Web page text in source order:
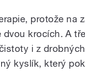
protože na
krocích. A
i z
kyslík, který